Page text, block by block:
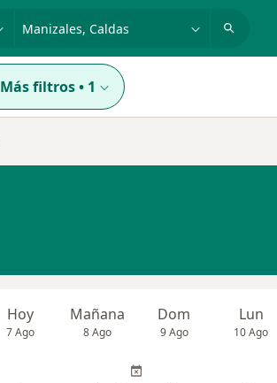
Más filtros• 1
Hoy
7 Ago
Mañana
8 Ago
Dom
9 Ago
Lun
10 Ago